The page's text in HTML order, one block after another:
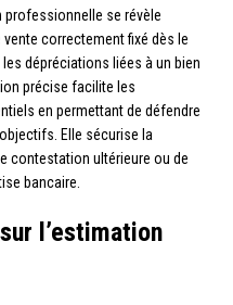
professionnelle se révèle
correctement fixé dès le
dépréciations liées à un bien
précise facilite les
en permettant de défendre
Elle sécurise la
contestation ultérieure ou de
bancaire.
l’estimation